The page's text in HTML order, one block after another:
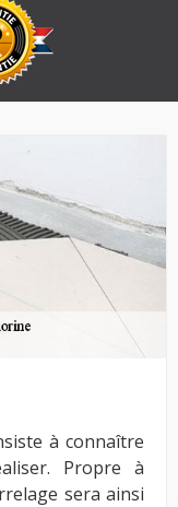
à connaître
Propre à
sera ainsi